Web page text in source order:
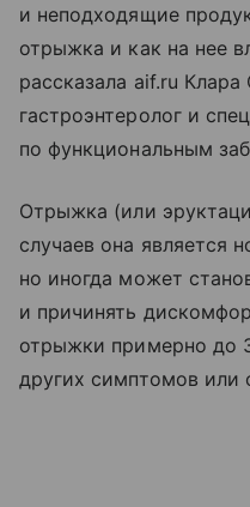
и неподходящие
отрыжка и как на нее
рассказала aif.ru
гастроэнтеролог и
по функциональным
Отрыжка (или
случаев она является
но иногда может
и причинять
отрыжки примерно до
других симптомов